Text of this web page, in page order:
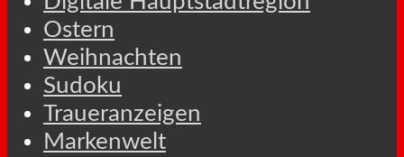
Ostern
Weihnachten
Sudoku
Traueranzeigen
Markenwelt